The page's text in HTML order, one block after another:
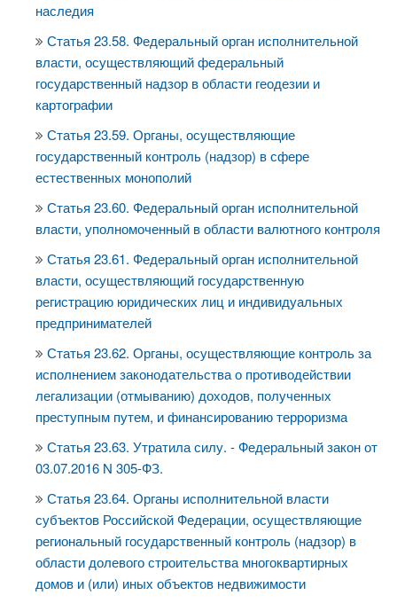
наследия
Статья 23.58. Федеральный орган исполнительной
власти, осуществляющий федеральный
государственный надзор в области геодезии и
картографии
Статья 23.59. Органы, осуществляющие
государственный контроль (надзор) в сфере
естественных монополий
Статья 23.60. Федеральный орган исполнительной
власти, уполномоченный в области валютного контроля
Статья 23.61. Федеральный орган исполнительной
власти, осуществляющий государственную
регистрацию юридических лиц и индивидуальных
предпринимателей
Статья 23.62. Органы, осуществляющие контроль за
исполнением законодательства о противодействии
легализации (отмыванию) доходов, полученных
преступным путем, и финансированию терроризма
Статья 23.63. Утратила силу. - Федеральный закон от
03.07.2016 N 305-ФЗ.
Статья 23.64. Органы исполнительной власти
субъектов Российской Федерации, осуществляющие
региональный государственный контроль (надзор) в
области долевого строительства многоквартирных
домов и (или) иных объектов недвижимости